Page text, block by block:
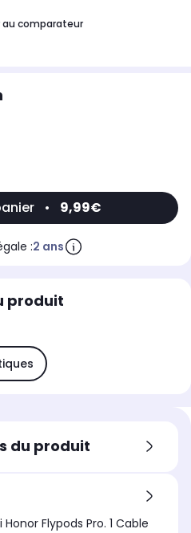
au comparateur
• 9,99€
:2 ans
produit
du produit
Flypods Pro. 1 Cable